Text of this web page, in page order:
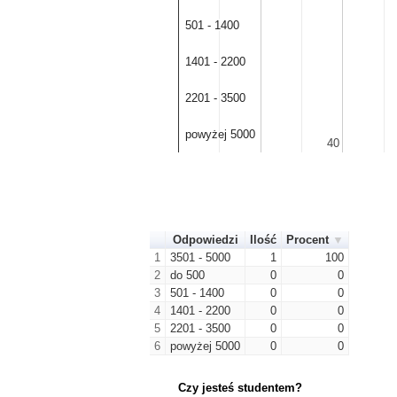
40
40
501 - 1400
501 - 1400
1401 - 2200
1401 - 2200
2201 - 3500
2201 - 3500
powyżej 5000
powyżej 5000
Odpowiedzi Ilość
Procent
1
3501 - 5000 1
100
2
do 500 0
0
3
501 - 1400 0
0
4
1401 - 2200 0
0
5
2201 - 3500 0
0
6
powyżej 5000 0 0
Czy jesteś studentem?